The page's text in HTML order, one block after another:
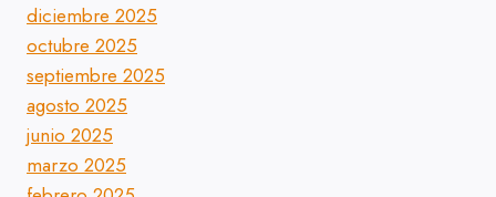
diciembre 2025
octubre 2025
septiembre 2025
agosto 2025
junio 2025
marzo 2025